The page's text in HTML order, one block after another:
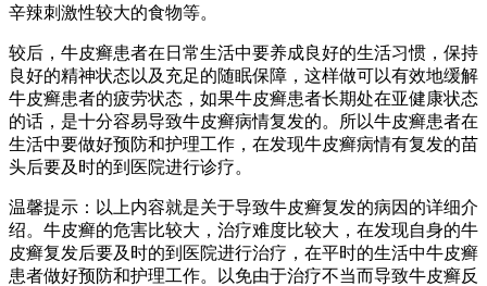
辛辣刺激性较大的食物等。
较后，牛皮癣患者在日常生活中要养成良好的生活习惯，保持
良好的精神状态以及充足的随眠保障，这样做可以有效地缓解
牛皮癣患者的疲劳状态，如果牛皮癣患者长期处在亚健康状态
的话，是十分容易导致牛皮癣病情复发的。所以牛皮癣患者在
生活中要做好预防和护理工作，在发现牛皮癣病情有复发的苗
头后要及时的到医院进行诊疗。
温馨提示：以上内容就是关于导致牛皮癣复发的病因的详细介
绍。牛皮癣的危害比较大，治疗难度比较大，在发现自身的牛
皮癣复发后要及时的到医院进行治疗，在平时的生活中牛皮癣
患者做好预防和护理工作。以免由于治疗不当而导致牛皮癣反